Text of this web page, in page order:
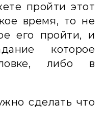
пройти этот
время, то не
его пройти, и
которое
либо в
сделать что